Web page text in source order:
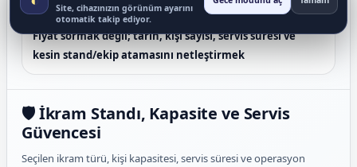
WHATSAPP’IN AMACI
Fiyat sormak değil; tarih, kişi sayısı, servis süresi ve
kesin stand/ekip atamasını netleştirmek
🛡️ İkram Standı, Kapasite ve Servis
Güvencesi
Seçilen ikram türü, kişi kapasitesi, servis süresi ve operasyon
Site, cihazınızın görünüm ayarını
otomatik takip ediyor.